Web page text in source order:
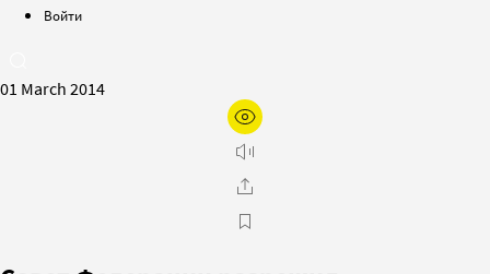
Войти
01 March 2014